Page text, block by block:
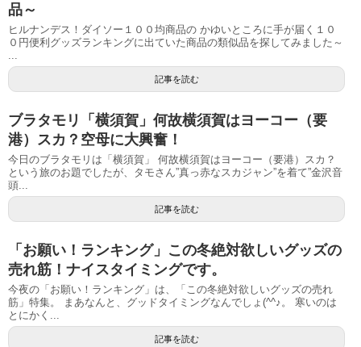
品～
ヒルナンデス！ダイソー１００均商品の かゆいところに手が届く１０
０円便利グッズランキングに出ていた商品の類似品を探してみました～
記事を読む
ブラタモリ「横須賀」何故横須賀はヨーコー（要
港）スカ？空母に大興奮！
今日のブラタモリは「横須賀」 何故横須賀はヨーコー（要港）スカ？
という旅のお題でしたが、タモさん”真っ赤なスカジャン”を着て”金沢音
頭...
記事を読む
「お願い！ランキング」この冬絶対欲しいグッズの
売れ筋！ナイスタイミングです。
今夜の「お願い！ランキング」は、「この冬絶対欲しいグッズの売れ
筋」特集。 まあなんと、グッドタイミングなんでしょ(^^♪。 寒いのは
とにかく...
記事を読む